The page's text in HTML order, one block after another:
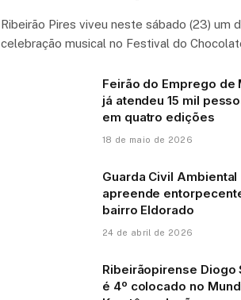
Ribeirão Pires viveu neste sábado (23) um
celebração musical no Festival do
Feirão do Emprego de
já atendeu 15 mil
em quatro edições
18 de maio de 2026
Guarda Civil Ambiental
apreende
bairro Eldorado
24 de abril de 2026
Ribeirãopirense Diogo
é 4º colocado no